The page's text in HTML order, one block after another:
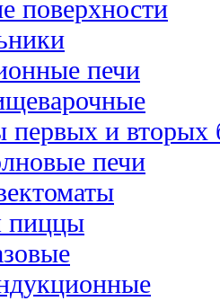
поверхности
печи
и вторых
печи
пиццы